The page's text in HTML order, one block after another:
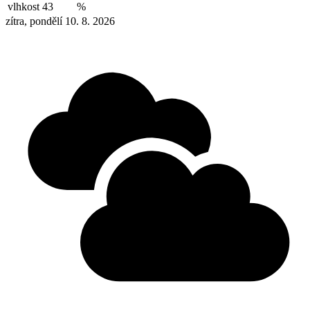
vlhkost 43
%
zítra, pondělí 10. 8. 2026